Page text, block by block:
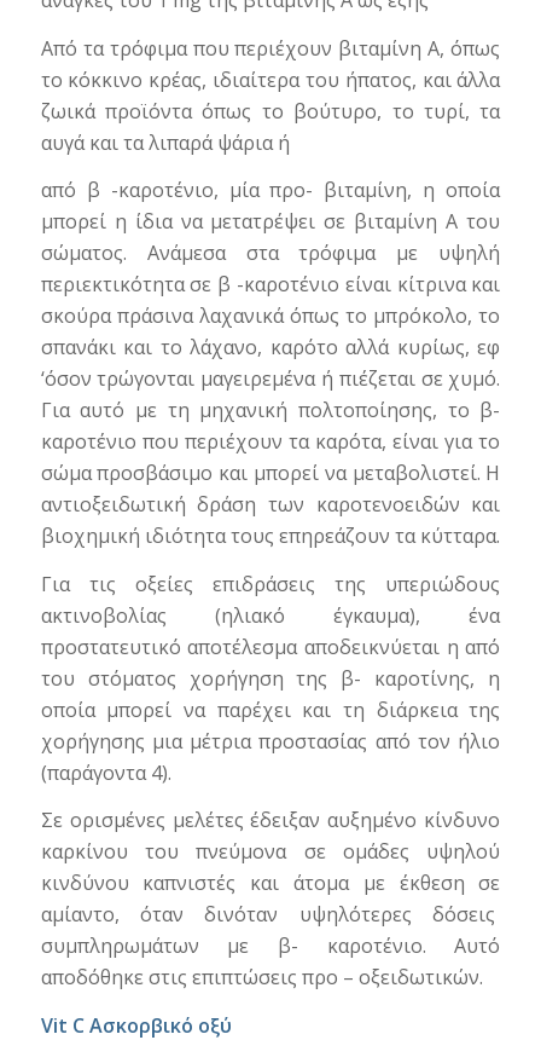
Από τα τρόφιμα που περιέχουν βιταμίνη Α, όπως
το κόκκινο κρέας, ιδιαίτερα του ήπατος, και άλλα
ζωικά προϊόντα όπως το βούτυρο, το τυρί, τα
αυγά και τα λιπαρά ψάρια ή
από β -καροτένιο, μία προ- βιταμίνη, η οποία
μπορεί η ίδια να μετατρέψει σε βιταμίνη Α του
σώματος. Ανάμεσα στα τρόφιμα με υψηλή
περιεκτικότητα σε β -καροτένιο είναι κίτρινα και
σκούρα πράσινα λαχανικά όπως το μπρόκολο, το
σπανάκι και το λάχανο, καρότο αλλά κυρίως, εφ
‘όσον τρώγονται μαγειρεμένα ή πιέζεται σε χυμό.
Για αυτό με τη μηχανική πολτοποίησης, το β-
καροτένιο που περιέχουν τα καρότα, είναι για το
σώμα προσβάσιμο και μπορεί να μεταβολιστεί. Η
αντιοξειδωτική δράση των καροτενοειδών και
βιοχημική ιδιότητα τους επηρεάζουν τα κύτταρα.
Για τις οξείες επιδράσεις της υπεριώδους
ακτινοβολίας (ηλιακό έγκαυμα), ένα
προστατευτικό αποτέλεσμα αποδεικνύεται η από
του στόματος χορήγηση της β- καροτίνης, η
οποία μπορεί να παρέχει και τη διάρκεια της
χορήγησης μια μέτρια προστασίας από τον ήλιο
(παράγοντα 4).
Σε ορισμένες μελέτες έδειξαν αυξημένο κίνδυνο
καρκίνου του πνεύμονα σε ομάδες υψηλού
κινδύνου καπνιστές και άτομα με έκθεση σε
αμίαντο, όταν δινόταν υψηλότερες δόσεις
συμπληρωμάτων με β- καροτένιο. Αυτό
αποδόθηκε στις επιπτώσεις προ – οξειδωτικών.
Vit C Ασκορβικό οξύ